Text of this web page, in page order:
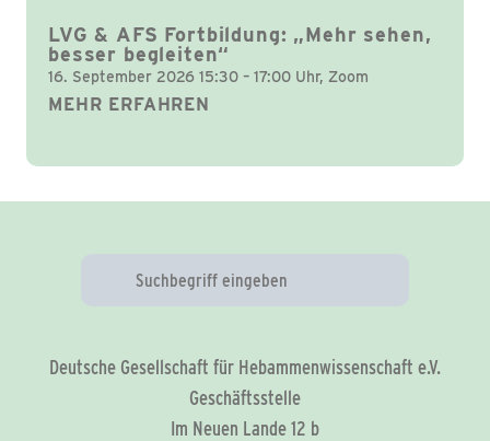
LVG & AFS Fortbildung: „Mehr sehen,
besser begleiten“
16. September 2026 15:30 – 17:00 Uhr, Zoom
MEHR ERFAHREN
Deutsche Gesellschaft für Hebammenwissenschaft e.V.
Geschäftsstelle
Im Neuen Lande 12 b